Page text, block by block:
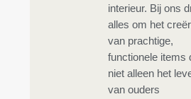
interieur. Bij ons
alles om het
van prachtige,
functionele items
niet alleen het
van ouders